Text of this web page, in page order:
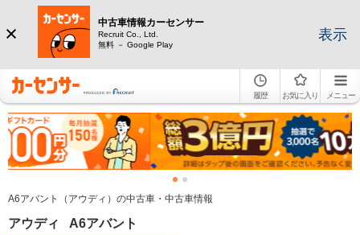
中古車情報カーセンサー
Recruit Co., Ltd.
無料 － Google Play
表示
履歴 お気に入り メニュー
A6アバント（アウディ）の中古車・中古車情報
アウディ A6アバント